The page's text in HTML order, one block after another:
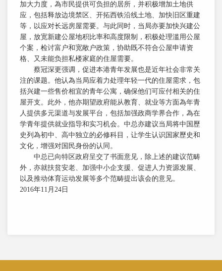
加大力度，為市民提供可负担的居所，并积极增加土地供
应，包括释放边境禁区、开拓西铁沿线土地、加快旧区重建
等，以应对长远房屋需要。与此同时，当局亦要加快兴建公
屋，放宽新建公屋地积比率和高度限制，积极处理滥用公屋
个案，检讨富户和宽敞户政策，协助既不符合公屋申请资
格、又未能负担私楼家庭的住屋需要。
蔡冠深更强调，促进本港青年发展也是近年社会非常关
注的课题。他认為当局应着力处理年轻一代的住屋需求，包
括兴建一些售价相宜的青年公寓，确保他们可应付相关的住
屋开支。此外，他亦期望政府能从教育、就业等方面為年青
人提供多元渠道与发展平台，包括加强政商学界合作，為在
学青年提供就业指导和实习机会。中总亦建议当局将中国歷
史列為初中、高中独立的必修科目，让学生认识国家歷史和
文化，增强对国民身份的认同。
中总已向特区政府呈交了书面意见，除上述的建议范畴
外，亦就扶贫安老、加强中小企支援、促进人力资源发展、
以及推动体育运动发展等多个范畴提出该会的意见。
2016年11月24日